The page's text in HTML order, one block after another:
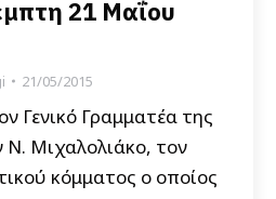
21 Μαΐου
21/05/2015
Γενικό Γραμματέα της
Ν. Μιχαλολιάκο, τον
κόμματος ο οποίος